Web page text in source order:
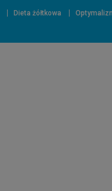
Dieta żółtkowa